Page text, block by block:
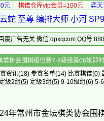
元
棋谱仓库vip会员=100元 弈
蛇 至尊 编排大师 小河
度广告无关 微信:dpxqcom QQ号
市金坛棋类协会围棋
资讯(18) 参赛名单(14) 比赛棋谱(0)
定级2组(5) 定级3组(5) 9-10级组(6) 5-
年常州市金坛棋类协会围